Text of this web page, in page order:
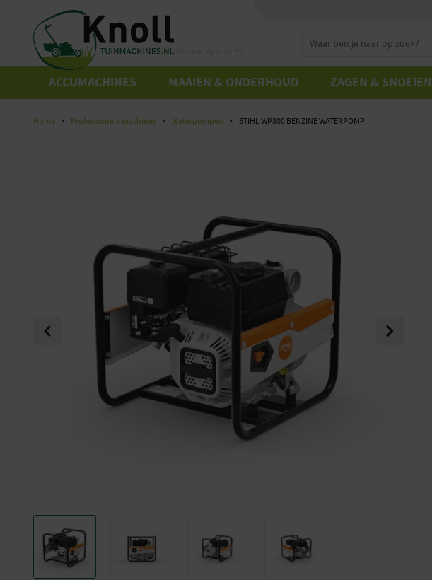
ACCUMACHINES MAAIEN & ONDERHOUD ZAGEN & SNOEIEN
Home Professionele machines Waterpompen STIHL WP300 BENZINE WATERPOMP
Previous Next